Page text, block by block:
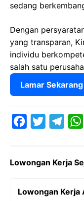
sedang
Dengan
yang transparan,
individu
salah satu
Lamar Sekarang
e
o
t
e
e
r
Lowongan Kerja
Lowongan Kerja